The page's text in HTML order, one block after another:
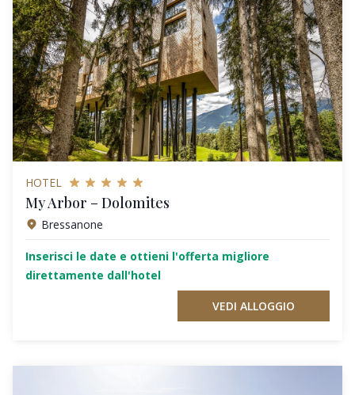
HOTEL
My Arbor – Dolomites
Bressanone
Inserisci le date e ottieni l'offerta migliore
direttamente dall'hotel
VEDI ALLOGGIO